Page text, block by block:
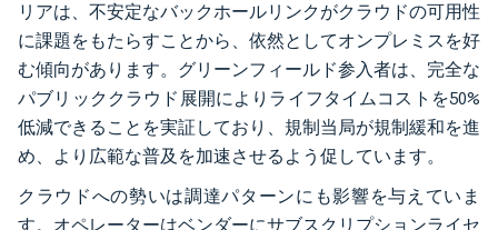
リアは、不安定なバックホールリンクがクラウドの可用性
に課題をもたらすことから、依然としてオンプレミスを好
む傾向があります。グリーンフィールド参入者は、完全な
パブリッククラウド展開によりライフタイムコストを50%
低減できることを実証しており、規制当局が規制緩和を進
め、より広範な普及を加速させるよう促しています。
クラウドへの勢いは調達パターンにも影響を与えていま
す。オペレーターはベンダーにサブスクリプションライセ